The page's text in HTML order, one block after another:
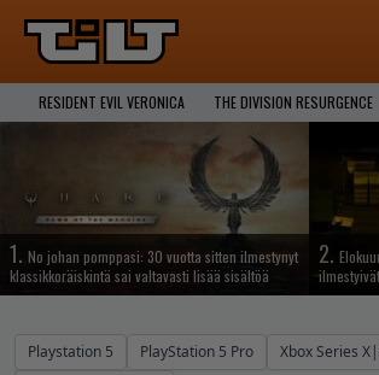
RESIDENT EVIL VERONICA THE DIVISION RESURGENCE
1. No johan pomppasi: 30 vuotta sitten ilmestynyt
klassikkoräiskintä sai valtavasti lisää sisältöä
2.
Playstation 5 PlayStation 5 Pro
Xbox Series